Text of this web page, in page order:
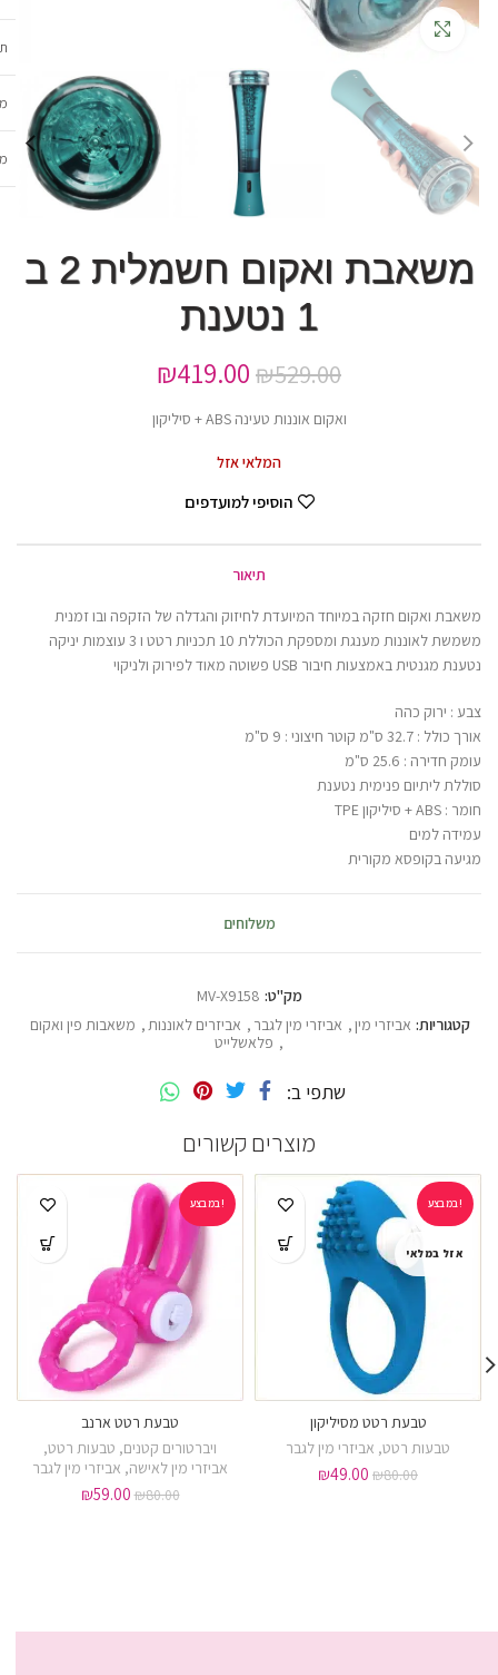
משאבת ואקום חשמלית 2 ב
1 נטענת
₪529.00
₪419.00
ואקום אוננות טעינה ABS + סיליקון
המלאי אזל
הוסיפי למועדפים
תיאור
משאבת ואקום חזקה במיוחד המיועדת לחיזוק והגדלה של הזקפה ובו זמנית
משמשת לאוננות מענגת ומספקת הכוללת 10 תכניות רטט ו 3 עוצמות יניקה
נטענת מגנטית באמצעות חיבור USB פשוטה מאוד לפירוק ולניקוי
צבע : ירוק כהה
אורך כולל : 32.7 ס"מ קוטר חיצוני : 9 ס"מ
עומק חדירה : 25.6 ס"מ
סוללת ליתיום פנימית נטענת
חומר : ABS + סיליקון TPE
עמידה למים
מגיעה בקופסא מקורית
משלוחים
מק"ט: MV-X9158
קטגוריות: אביזרי מין, אביזרי מין לגבר , אביזרים לאוננות, משאבות פין ואקום
, פלאשלייט
שתפי ב
מוצרים קשורים
במבצע!
אזל במלאי
טבעת רטט מסיליקון
טבעות רטט, אביזרי מין לגבר
₪80.00
₪49.00
במבצע!
טבעת רטט ארנב
ויברטורים קטנים, טבעות רטט,
אביזרי מין לאישה, אביזרי מין לגבר
₪80.00
₪59.00